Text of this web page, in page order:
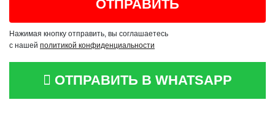
Нажимая кнопку отправить, вы соглашаетесь
с нашей политикой конфиденциальности
ОТПРАВИТЬ В WHATSAPP